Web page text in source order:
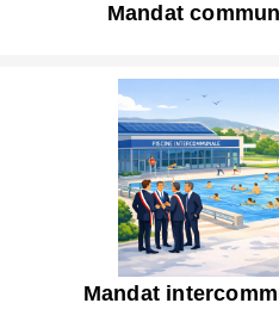
Mandat
Mandat